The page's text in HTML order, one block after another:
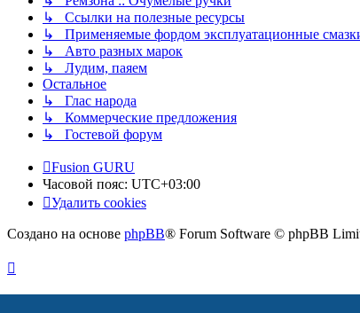
↳ Ссылки на полезные ресурсы
↳ Применяемые фордом эксплуатационные
↳ Авто разных марок
↳ Лудим, паяем
Остальное
↳ Глас народа
↳ Коммерческие предложения
↳ Гостевой форум
Fusion GURU
Часовой пояс: UTC+03:00
Удалить cookies
Создано на основе phpBB® Forum Software © phpBB